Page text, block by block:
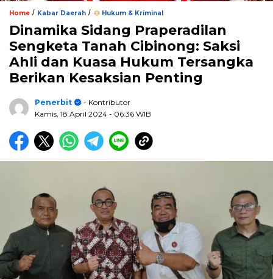
Home / Kabar Daerah / Hukum & Kriminal
Dinamika Sidang Praperadilan
Sengketa Tanah Cibinong: Saksi
Ahli dan Kuasa Hukum Tersangka
Berikan Kesaksian Penting
Penerbit
- Kontributor
Kamis, 18 April 2024 - 06:36 WIB